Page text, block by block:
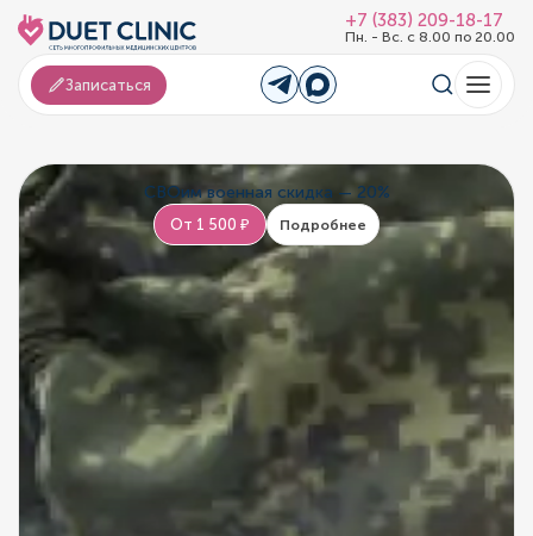
+7 (383) 209-18-17
Пн. - Вс. с 8.00 по 20.00
Записаться
СВОим военная скидка — 20%
От 1 500 ₽ Подробнее